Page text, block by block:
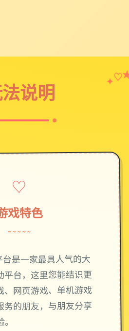
说明
✦ ♡
♡
戏特色
~~~~~
台是一家最具人气的大
平台，这里您能结识更
、网页游戏、单机游戏
务的朋友，与朋友分享